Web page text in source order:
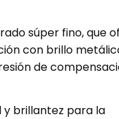
súper fino, que
con brillo
de
brillantez para la